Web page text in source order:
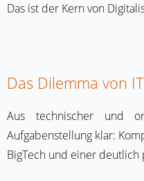
Das ist der Kern von
Das Dilemma von
Aus technischer und
Aufgabenstellung klar:
BigTech und einer